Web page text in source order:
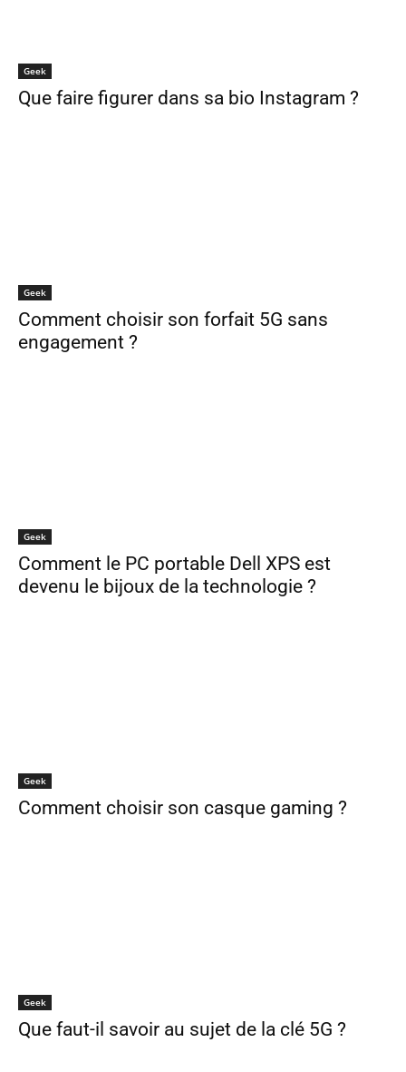
Geek
Que faire figurer dans sa bio Instagram ?
Geek
Comment choisir son forfait 5G sans
engagement ?
Geek
Comment le PC portable Dell XPS est
devenu le bijoux de la technologie ?
Geek
Comment choisir son casque gaming ?
Geek
Que faut-il savoir au sujet de la clé 5G ?